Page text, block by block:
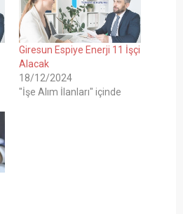
Giresun Espiye Enerji 11 İşçi
Alacak
18/12/2024
"İşe Alım İlanları" içinde